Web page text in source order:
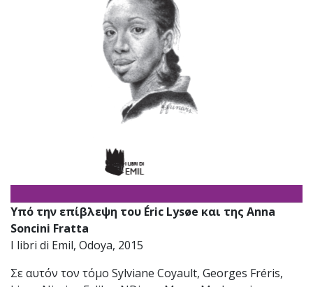
Υπό την επίβλεψη του Éric Lysøe και της Anna
Soncini Fratta
I libri di Emil, Odoya, 2015
Σε αυτόν τον τόμο Sylviane Coyault, Georges Fréris,